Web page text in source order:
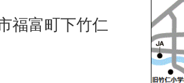
福富町下竹仁